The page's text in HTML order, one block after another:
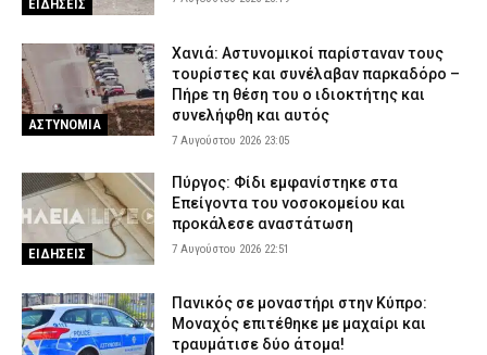
ΑΣΤΥΝΟΜΙΑ 7 Αυγούστου 2026 16:23
Πολύ υψηλός κίνδυνος πυρκαγιάς το Σάββατο – Ποιες περιοχές
τίθενται σε «Red Code»
ΕΙΔΗΣΕΙΣ 7 Αυγούστου 2026 16:10
Το Προεδρικό Διάταγμα με τις νέες προαγωγές Αξιωματικών
της Ελληνικής Αστυνομίας
ΣΩΜΑΤΑ ΑΣΦΑΛΕΙΑΣ 7 Αυγούστου 2026 16:10
ΕΙΔΗΣΕΙΣ
ΑΣΤΥΝΟΜΙΑ
Χανιά: Αστυνομικοί παρίσταναν τους
τουρίστες και συνέλαβαν παρκαδόρο –
Πήρε τη θέση του ο ιδιοκτήτης και
συνελήφθη και αυτός
7 Αυγούστου 2026 23:05
ΕΙΔΗΣΕΙΣ
Πύργος: Φίδι εμφανίστηκε στα
Επείγοντα του νοσοκομείου και
προκάλεσε αναστάτωση
7 Αυγούστου 2026 22:51
Πανικός σε μοναστήρι στην Κύπρο:
Μοναχός επιτέθηκε με μαχαίρι και
τραυμάτισε δύο άτομα!